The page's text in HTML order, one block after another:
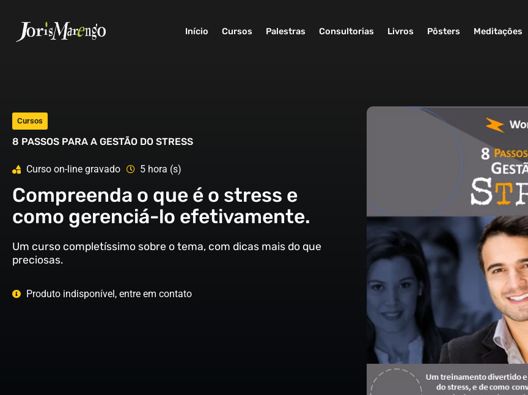
Início Cursos Palestras Consultorias Livros Pôsters Meditações
Cursos
8 PASSOS PARA A GESTÃO DO STRESS
Curso on-line gravado 5 hora (s)
Compreenda o que é o stress e
como gerenciá-lo efetivamente.
Um curso completíssimo sobre o tema, com dicas mais do que
preciosas.
Produto indisponível, entre em contato